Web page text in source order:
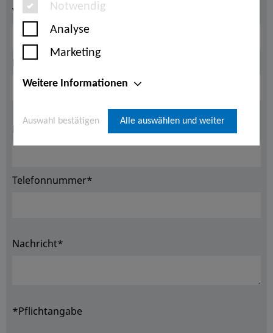
Notwendig
Analyse
Marketing
Weitere Informationen
Auswahl bestätigen Alle auswählen und weiter
Vorname*
Nachname*
E-Mail Adresse*
Telefonnummer*
Nachricht*
*Pflichtangabe